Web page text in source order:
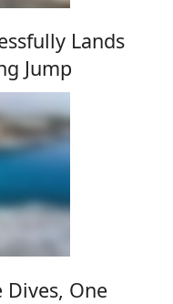
Lands
Jump
One